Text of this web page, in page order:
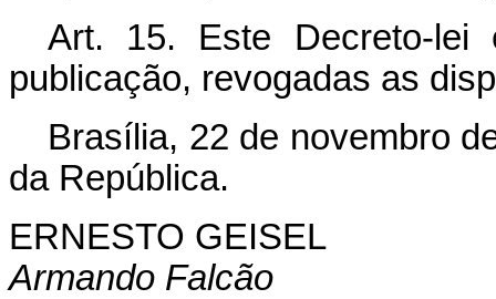
Art. 15. Este Decreto-
publicação, revogadas as
Brasília, 22 de novembro
da República.
ERNESTO GEISEL
Armando Falcão